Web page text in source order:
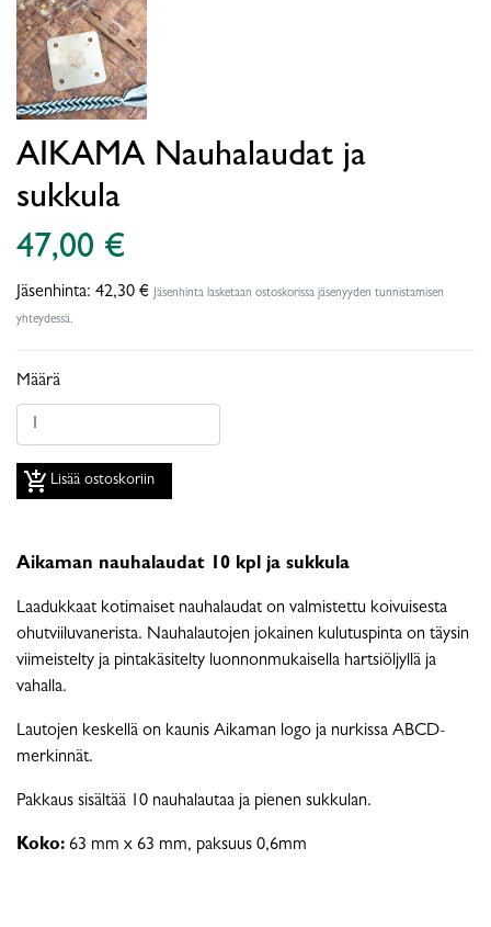
AIKAMA Nauhalaudat ja
sukkula
47,00 €
Jäsenhinta: 42,30 € Jäsenhinta lasketaan ostoskorissa jäsenyyden tunnistamisen
yhteydessä.
Määrä
add_shopping_cart Lisää ostoskoriin
Aikaman nauhalaudat 10 kpl ja sukkula
Laadukkaat kotimaiset nauhalaudat on valmistettu koivuisesta
ohutviiluvanerista. Nauhalautojen jokainen kulutuspinta on täysin
viimeistelty ja pintakäsitelty luonnonmukaisella hartsiöljyllä ja
vahalla.
Lautojen keskellä on kaunis Aikaman logo ja nurkissa ABCD-
merkinnät.
Pakkaus sisältää 10 nauhalautaa ja pienen sukkulan.
Koko: 63 mm x 63 mm, paksuus 0,6mm